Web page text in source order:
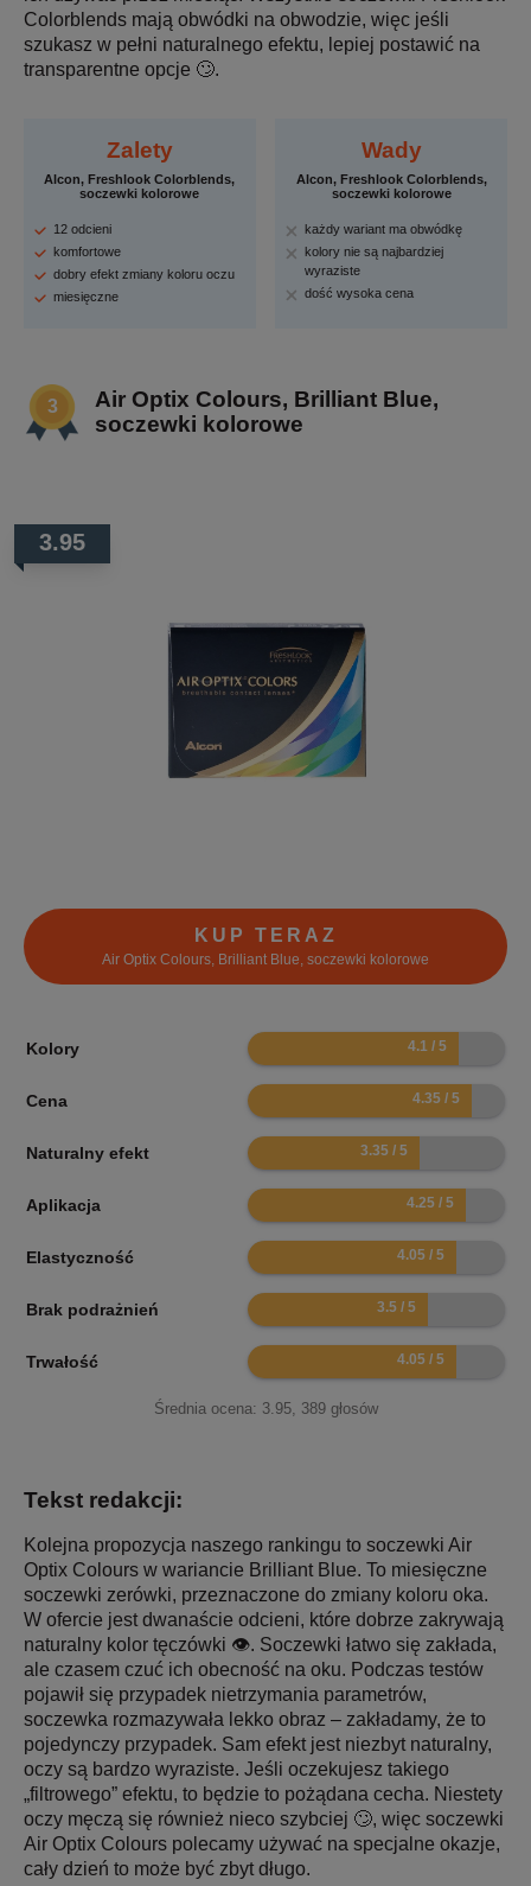
Colorblends mają obwódki na obwodzie, więc jeśli
szukasz w pełni naturalnego efektu, lepiej postawić na
transparentne opcje 🙄.
Zalety
Alcon, Freshlook Colorblends,
soczewki kolorowe
12 odcieni
komfortowe
dobry efekt zmiany koloru oczu
miesięczne
Wady
Alcon, Freshlook Colorblends,
soczewki kolorowe
każdy wariant ma obwódkę
kolory nie są najbardziej
wyraziste
dość wysoka cena
Air Optix Colours, Brilliant Blue,
soczewki kolorowe
3.95
KUP TERAZ
Air Optix Colours, Brilliant Blue, soczewki kolorowe
Kolory 8.2
Cena 8.7
Naturalny efekt 6.7
Aplikacja 8.5
Elastyczność 8.1
Brak podrażnień 7
Trwałość 8.1
Średnia ocena: 3.95, 389głosów
Tekst redakcji:
Kolejna propozycja naszego rankingu to soczewki Air
Optix Colours w wariancie Brilliant Blue. To miesięczne
soczewki zerówki, przeznaczone do zmiany koloru oka.
W ofercie jest dwanaście odcieni, które dobrze zakrywają
naturalny kolor tęczówki 👁️. Soczewki łatwo się zakłada,
ale czasem czuć ich obecność na oku. Podczas testów
pojawił się przypadek nietrzymania parametrów,
soczewka rozmazywała lekko obraz – zakładamy, że to
pojedynczy przypadek. Sam efekt jest niezbyt naturalny,
oczy są bardzo wyraziste. Jeśli oczekujesz takiego
„filtrowego” efektu, to będzie to pożądana cecha. Niestety
oczy męczą się również nieco szybciej 🙄, więc soczewki
Air Optix Colours polecamy używać na specjalne okazje,
cały dzień to może być zbyt długo.